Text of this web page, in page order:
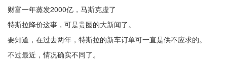
财富一年蒸发2000亿，马斯克虚了
特斯拉降价这事，可是贵圈的大新闻了。
要知道，在过去两年，特斯拉的新车订单可一直是供不应求的。
不过最近，情况确实不同了。